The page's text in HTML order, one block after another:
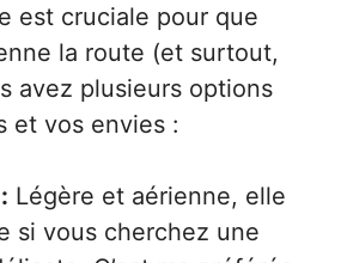
est cruciale pour que
la route (et surtout,
avez plusieurs options
et vos envies :
Légère et aérienne, elle
si vous cherchez une